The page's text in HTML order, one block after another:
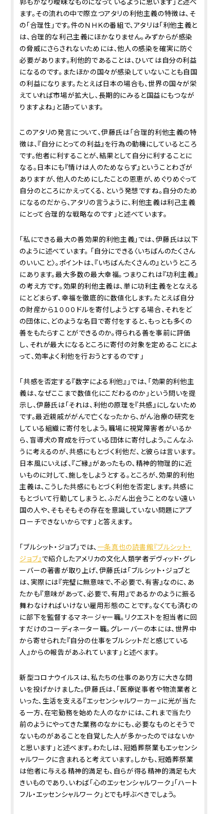
ます。その流れの中で際立つアタリの利他主義の特徴は、そ
の「合理性」です。件のＮＨＫの番組で、アタリは「利他主義と
は、合理的な利己主義にほかなりません。みずからが感染
の脅威にさらされないためには、他人の感染を確実に防ぐ
必要があります。利他的であることは、ひいては自分の利益
になるのです。またほかの国々が感染していないことも自国
の利益になります。たとえば日本の場合も、世界の国々が栄
えていれば市場が拡大し、長期的にみると国益にもつなが
りますよね」と語っています。
このアタリの発言について、伊藤氏は「合理的利他主義の特
徴は、『自分にとっての利益』を行為の動機にしているところ
です。他者に利することが、結果として自分に利することに
なる。日本にも『情けは人のためならず』ということわざが
ありますが、他人のためにしたことの恩恵が、めぐりめぐって
自分のところにかえってくる、という発想ですね。自分のため
になるのだから、アタリの言うように、利他主義は利己主義
にとって合理的な戦略なのです」と述べています。
「私にできる最大の善――効果的利他主義」では、伊藤氏は以下
のように述べています。 「自分にできる〈いちばんのたくさん
のいいこと〉。ポイントは、『いちばんたくさんの』というところ
にあります。最大多数の最大幸福。つまりこれは『功利主義』
の考え方です。効果的利他主義は、単に功利主義をとなえる
にとどまらず、幸福を徹底的に数値化します。たとえば自分
の財産から１０００ドルを寄付しようとする場合、それをど
の団体に、どのような名目で寄付をすると、もっとも多くの
善をもたらすことができるのか。得られる善を事前に評価
し、それが最大になるところに寄付の対象を定めることによ
って、効率よく利他を行おうとするのです」
「共感を否定する『数字による利他』」では、「効果的利他主
義は、なぜここまで数値化にこだわるのか」という問いを提
示し、伊藤氏は「それは、利他の原理を『共感』にしないため
です。最近親戚ががんで亡くなったから、がん治療の研究を
している組織に寄付をしよう。職場に視覚障害者がいるか
ら、盲導犬の育成を行っている団体に寄付しよう。こんなふ
うに考えるのが、共感にもとづく利他だ、と彼らは言います。
日本風にいえば、『ご縁』があったもの、精神的物理的に近
いものに対して、施しをしようとする。ところが、効果的利他
主義は、こうした共感にもとづく利他を否定します。共感に
もとづいて行動してしまうと、ふだん出会うことのない遠い
国の人や、そもそもその存在を意識していない問題にアプ
ローチできないからです」と答えます。
「ブルシット・ジョブ」では、 一条真也の読書館『ブルシット・
ジョブ』で紹介したアメリカの文化人類学者デヴィッド・グレ
ーバーの著書が取り上げ、伊藤氏は「ブルシット・ジョブと
は、実際には『完璧に無意味で、不必要で、有害』なのに、あ
たかも『意味があって、必要で、有用』であるかのように振る
舞わなければいけない雇用形態のことです。なくても済むの
に部下を監督するマネージャー職。リクエストを担当者に回
すだけのコーディネーター職。グレーバーの本には、世界中
から寄せられた『自分の仕事をブルシットだと感じている
人』からの報告があふれています」と述べます。
新型コロナウイルスは、私たちの仕事のあり方に大きな問
いを投げかけました。伊藤氏は、「医療従事者や物流業者と
いった、生活を支える『エッセンシャルワーカー』に光が当た
る一方、在宅勤務を始めた人のなかには、これまで当たり
前のようにやってきた業務のなかにも、必要なものとそうで
ないものがあることを自覚した人が多かったのではないか
と思います」と述べます。わたしは、冠婚葬祭業もエッセンシ
ャルワークに含まれると考えています。しかも、冠婚葬祭業
は他者に与える精神的満足も、自らが得る精神的満足も大
きいものであり、いわば「心のエッセンシャルワーク」「ハート
フル・エッセンシャルワーク」とでも呼ぶべきでしょう。